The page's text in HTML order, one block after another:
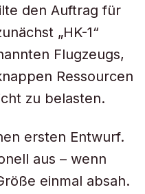
den Auftrag für
„HK-1“
Flugzeugs,
Ressourcen
zu belasten.
ersten Entwurf.
aus – wenn
einmal absah.